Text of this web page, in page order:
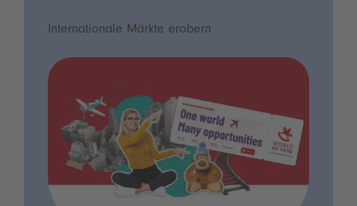
Internationale Märkte erobern